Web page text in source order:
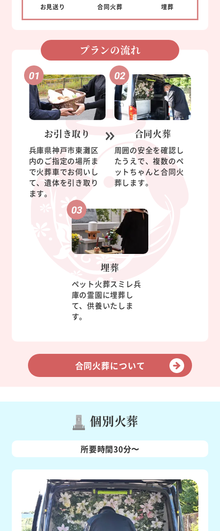
お見送り 合同火葬 埋葬
プランの流れ
お引き取り
兵庫県神戸市東灘区
内のご指定の場所ま
で火葬車でお伺いし
て、遺体を引き取り
ます。
合同火葬
周囲の安全を確認し
たうえで、複数のペ
ットちゃんと合同火
葬します。
埋葬
ペット火葬スミレ兵
庫の霊園に埋葬し
て、供養いたしま
す。
合同火葬について
個別火葬
所要時間30分〜